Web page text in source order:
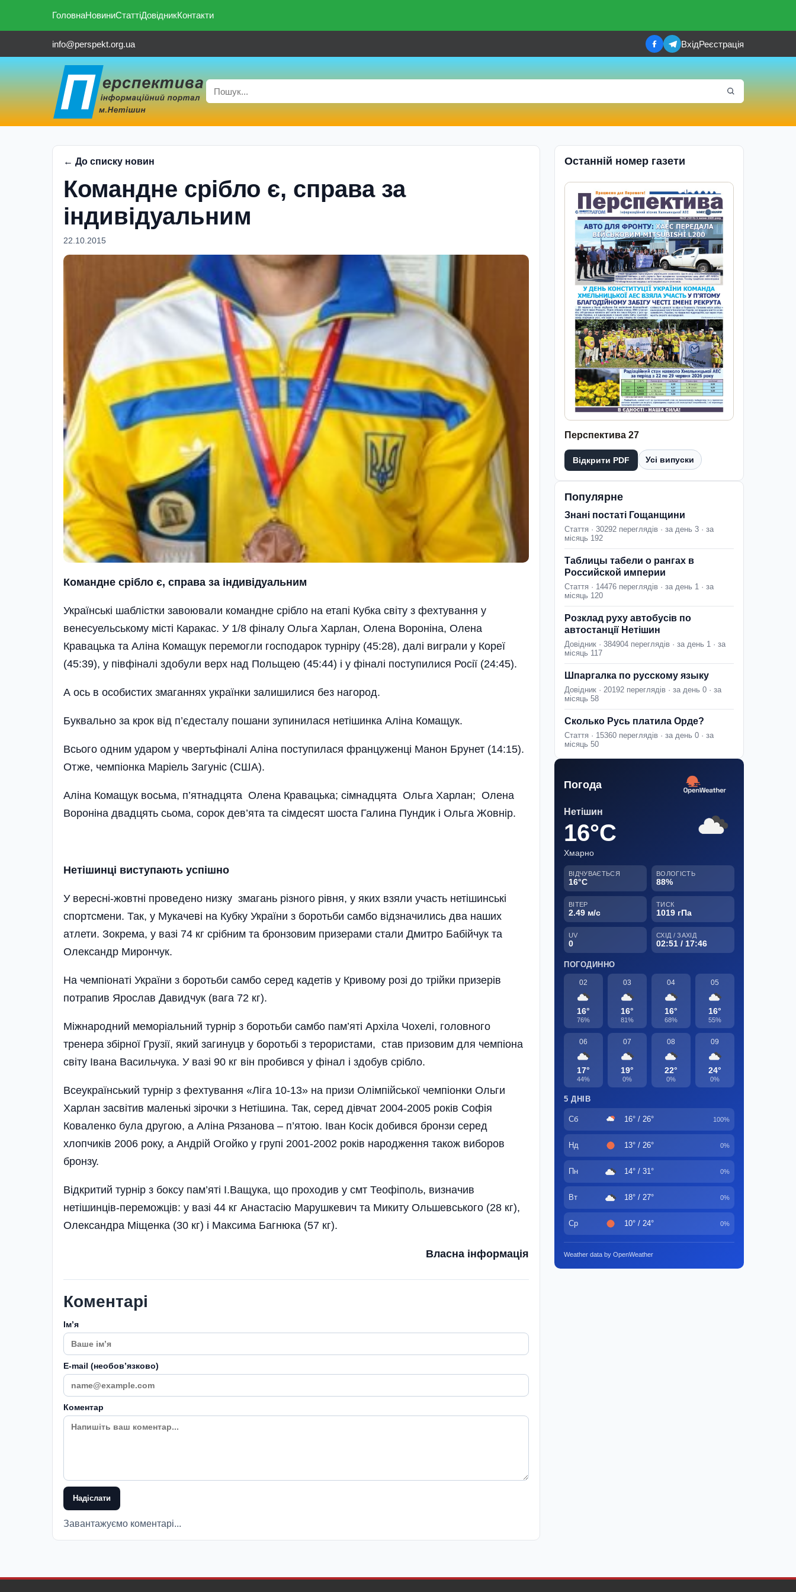
ГоловнаНовиниСтаттіДовідникКонтакти
info@perspekt.org.ua ВхідРеєстрація
← До списку новин
Командне срібло є, справа за
індивідуальним
22.10.2015
Командне срібло є, справа за індивідуальним
Українські шаблістки завоювали командне срібло на етапі Кубка світу з фехтування у
венесуельському місті Каракас. У 1/8 фіналу Ольга Харлан, Олена Вороніна, Олена
Кравацька та Аліна Комащук перемогли господарок турніру (45:28), далі виграли у Кореї
(45:39), у півфіналі здобули верх над Польщею (45:44) і у фіналі поступилися Росії (24:45).
А ось в особистих змаганнях українки залишилися без нагород.
Буквально за крок від п’єдесталу пошани зупинилася нетішинка Аліна Комащук.
Всього одним ударом у чвертьфіналі Аліна поступилася француженці Манон Брунет (14:15).
Отже, чемпіонка Маріель Загуніс (США).
Аліна Комащук восьма, п’ятнадцята Олена Кравацька; сімнадцята Ольга Харлан; Олена
Вороніна двадцять сьома, сорок дев’ята та сімдесят шоста Галина Пундик і Ольга Жовнір.
Нетішинці виступають успішно
У вересні-жовтні проведено низку змагань різного рівня, у яких взяли участь нетішинські
спортсмени. Так, у Мукачеві на Кубку України з боротьби самбо відзначились два наших
атлети. Зокрема, у вазі 74 кг срібним та бронзовим призерами стали Дмитро Бабійчук та
Олександр Мирончук.
На чемпіонаті України з боротьби самбо серед кадетів у Кривому розі до трійки призерів
потрапив Ярослав Давидчук (вага 72 кг).
Міжнародний меморіальний турнір з боротьби самбо пам’яті Архіла Чохелі, головного
тренера збірної Грузії, який загинуцв у боротьбі з терористами, став призовим для чемпіона
світу Івана Васильчука. У вазі 90 кг він пробився у фінал і здобув срібло.
Всеукраїнський турнір з фехтування «Ліга 10-13» на призи Олімпійської чемпіонки Ольги
Харлан засвітив маленькі зірочки з Нетішина. Так, серед дівчат 2004-2005 років Софія
Коваленко була другою, а Аліна Рязанова – п’ятою. Іван Косік добився бронзи серед
хлопчиків 2006 року, а Андрій Огойко у групі 2001-2002 років народження також виборов
бронзу.
Відкритий турнір з боксу пам’яті І.Ващука, що проходив у смт Теофіполь, визначив
нетішинців-переможців: у вазі 44 кг Анастасію Марушкевич та Микиту Ольшевського (28 кг),
Олександра Міщенка (30 кг) і Максима Багнюка (57 кг).
Власна інформація
Коментарі
Імʼя
E-mail (необовʼязково)
Коментар
Надіслати
Завантажуємо коментарі...
Останній номер газети
Перспектива 27
Відкрити PDF Усі випуски
Популярне
Знані постаті Гощанщини
Стаття · 30292 переглядів · за день 3 · за
місяць 192
Таблицы табели о рангах в
Российской империи
Стаття · 14476 переглядів · за день 1 · за
місяць 120
Розклад руху автобусів по
автостанції Нетішин
Довідник · 384904 переглядів · за день 1 · за
місяць 117
Шпаргалка по русскому языку
Довідник · 20192 переглядів · за день 0 · за
місяць 58
Сколько Русь платила Орде?
Стаття · 15360 переглядів · за день 0 · за
місяць 50
Погода
Нетішин
16°C
Хмарно
ВІДЧУВАЄТЬСЯ
16°C
ВОЛОГІСТЬ
88%
ВІТЕР
2.49 м/с
ТИСК
1019 гПа
UV
0
СХІД / ЗАХІД
02:51 / 17:46
ПОГОДИННО
02
16°
76%
03
16°
81%
04
16°
68%
05
16°
55%
06
17°
44%
07
19°
0%
08
22°
0%
09
24°
0%
5 ДНІВ
Сб 16° / 26° 100%
Нд 13° / 26° 0%
Пн 14° / 31° 0%
Вт 18° / 27° 0%
Ср 10° / 24° 0%
Weather data by OpenWeather